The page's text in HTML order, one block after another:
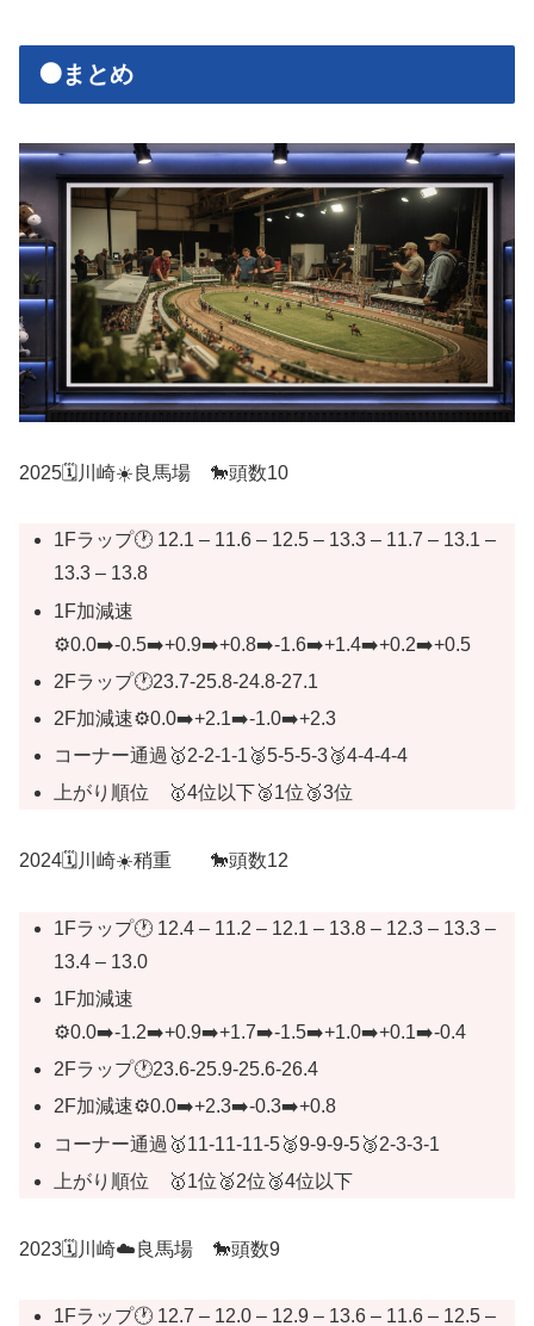
🟠まとめ
2025🗓️川崎☀️良馬場 🐎頭数10
1Fラップ🕐 12.1 – 11.6 – 12.5 – 13.3 – 11.7 – 13.1 –
13.3 – 13.8
1F加減速
⚙️0.0➡️-0.5➡️+0.9➡️+0.8➡️-1.6➡️+1.4➡️+0.2➡️+0.5
2Fラップ🕐23.7-25.8-24.8-27.1
2F加減速⚙️0.0➡️+2.1➡️-1.0➡️+2.3
コーナー通過🥇2-2-1-1🥈5-5-5-3🥉4-4-4-4
上がり順位 🥇4位以下🥈1位🥉3位
2024🗓️川崎☀️稍重 🐎頭数12
1Fラップ🕐 12.4 – 11.2 – 12.1 – 13.8 – 12.3 – 13.3 –
13.4 – 13.0
1F加減速
⚙️0.0➡️-1.2➡️+0.9➡️+1.7➡️-1.5➡️+1.0➡️+0.1➡️-0.4
2Fラップ🕐23.6-25.9-25.6-26.4
2F加減速⚙️0.0➡️+2.3➡️-0.3➡️+0.8
コーナー通過🥇11-11-11-5🥈9-9-9-5🥉2-3-3-1
上がり順位 🥇1位🥈2位🥉4位以下
2023🗓️川崎☁️良馬場 🐎頭数9
1Fラップ🕐 12.7 – 12.0 – 12.9 – 13.6 – 11.6 – 12.5 –